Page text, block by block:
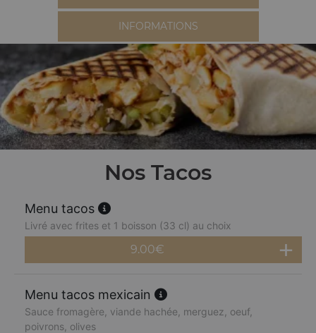
INFORMATIONS
Nos Tacos
Menu tacos
Livré avec frites et 1 boisson (33 cl) au choix
9.00€
Menu tacos mexicain
Sauce fromagère, viande hachée, merguez, oeuf,
poivrons, olives